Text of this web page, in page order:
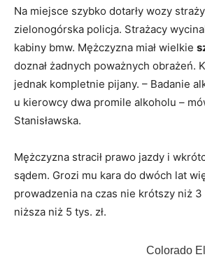
Na miejsce szybko dotarły wozy
zielonogórska policja. Strażacy
kabiny bmw. Mężczyzna miał wielkie
doznał żadnych poważnych obrażeń.
jednak kompletnie pijany. – Badanie
u kierowcy dwa promile alkoholu –
Stanisławska.
Mężczyzna stracił prawo jazdy i
sądem. Grozi mu kara do dwóch lat
prowadzenia na czas nie krótszy niż
niższa niż 5 tys. zł.